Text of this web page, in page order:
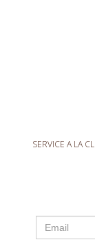
SERVICE A LA